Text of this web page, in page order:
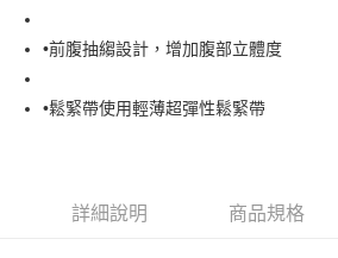
7-11取貨付款
•前腹抽縐設計，增加腹部立體度
•鬆緊帶使用輕薄超彈性鬆緊帶
詳細說明 商品規格